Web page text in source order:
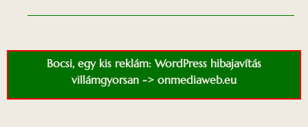
Bocsi, egy kis reklám: WordPress hibajavítás
villámgyorsan -> onmediaweb.eu